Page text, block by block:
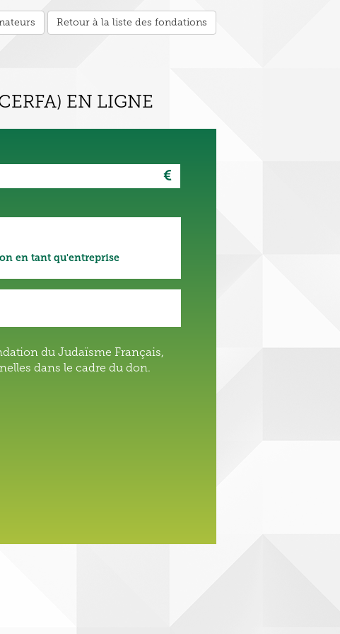
Retour à la liste des fondations
EN LIGNE
€
en tant qu'entreprise
du Judaïsme Français,
dans le cadre du don.